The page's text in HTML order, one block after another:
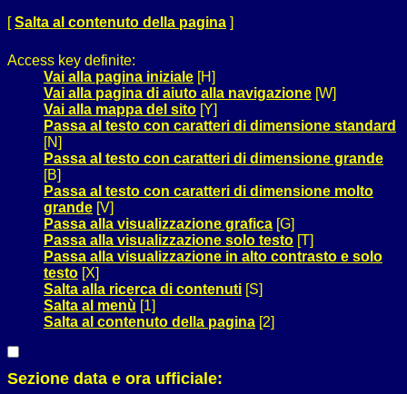
[Salta al contenuto della pagina ]
Access key definite:
Vai alla pagina iniziale [H]
Vai alla pagina di aiuto alla navigazione [W]
Vai alla mappa del sito [Y]
Passa al testo con caratteri di dimensione standard
[N]
Passa al testo con caratteri di dimensione grande
[B]
Passa al testo con caratteri di dimensione molto
grande [V]
Passa alla visualizzazione grafica [G]
Passa alla visualizzazione solo testo [T]
Passa alla visualizzazione in alto contrasto e solo
testo [X]
Salta alla ricerca di contenuti [S]
Salta al menù [1]
Salta al contenuto della pagina [2]
Sezione data e ora ufficiale: